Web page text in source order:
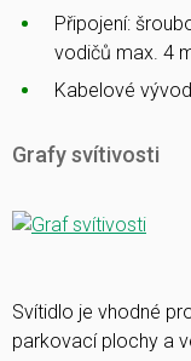
Připojení:
vodičů max. 4
Kabelové
Grafy svítivosti
Svítidlo je vhodné
parkovací plochy a